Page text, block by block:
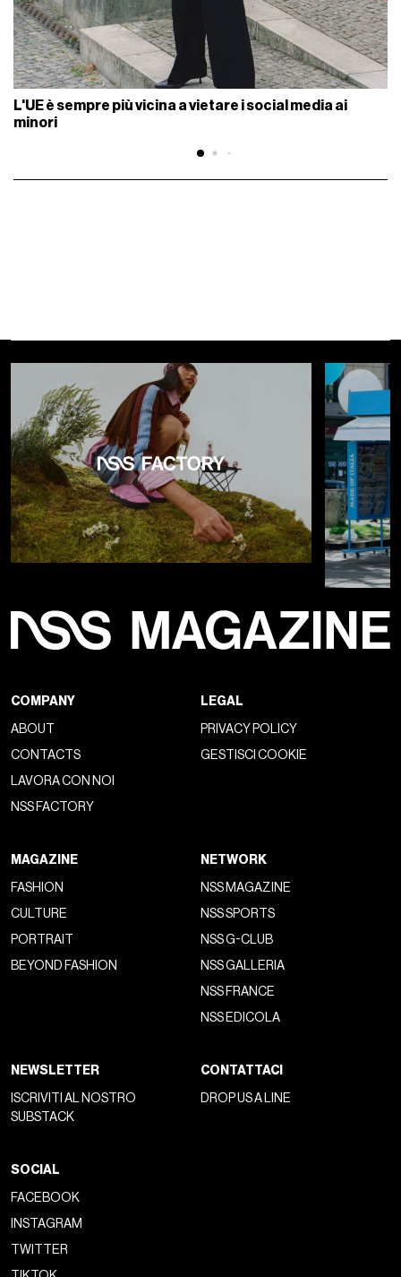
L'UE è sempre più vicina a vietare i social media ai
minori
COMPANY
ABOUT
CONTACTS
LAVORA CON NOI
NSS FACTORY
LEGAL
PRIVACY POLICY
GESTISCI COOKIE
MAGAZINE
FASHION
CULTURE
PORTRAIT
BEYOND FASHION
NETWORK
NSS MAGAZINE
NSS SPORTS
NSS G-CLUB
NSS GALLERIA
NSS FRANCE
NSS EDICOLA
NEWSLETTER
ISCRIVITI AL NOSTRO
SUBSTACK
CONTATTACI
DROP US A LINE
SOCIAL
FACEBOOK
INSTAGRAM
TWITTER